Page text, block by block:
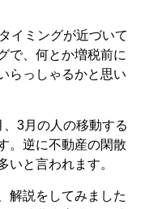
イミングが近づいて
で、何とか増税前に
らっしゃるかと思い
3月の人の移動する
。逆に不動産の閑散
いと言われます。
解説をしてみました